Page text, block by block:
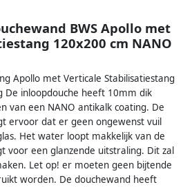
BWS Apollo met
120x200 cm NANO
Apollo met Verticale Stabilisatiestang
De inloopdouche heeft 10mm dik
van een NANO antikalk coating. De
ervoor dat er geen ongewenst vuil
Het water loopt makkelijk van de
voor een glanzende uitstraling. Dit zal
Let op! er moeten geen bijtende
worden. De douchewand heeft